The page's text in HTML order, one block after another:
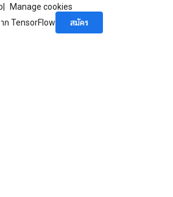
Manage cookies
ก TensorFlow
สมัคร